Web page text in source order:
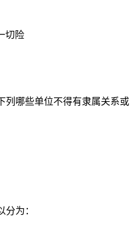
切险
列哪些单位不得有隶属关系或
为：